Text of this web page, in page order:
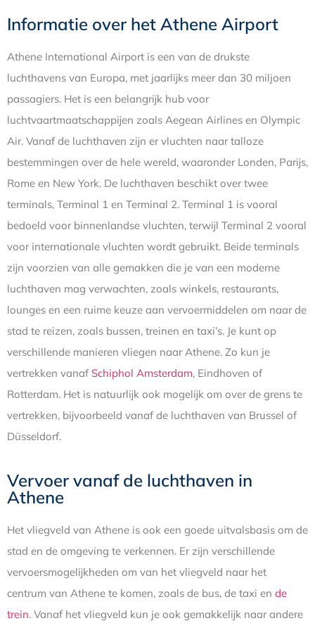
Informatie over het Athene Airport
Athene International Airport is een van de drukste
luchthavens van Europa, met jaarlijks meer dan 30 miljoen
passagiers. Het is een belangrijk hub voor
luchtvaartmaatschappijen zoals Aegean Airlines en Olympic
Air. Vanaf de luchthaven zijn er vluchten naar talloze
bestemmingen over de hele wereld, waaronder Londen, Parijs,
Rome en New York. De luchthaven beschikt over twee
terminals, Terminal 1 en Terminal 2. Terminal 1 is vooral
bedoeld voor binnenlandse vluchten, terwijl Terminal 2 vooral
voor internationale vluchten wordt gebruikt. Beide terminals
zijn voorzien van alle gemakken die je van een moderne
luchthaven mag verwachten, zoals winkels, restaurants,
lounges en een ruime keuze aan vervoermiddelen om naar de
stad te reizen, zoals bussen, treinen en taxi’s. Je kunt op
verschillende manieren vliegen naar Athene. Zo kun je
vertrekken vanaf Schiphol Amsterdam, Eindhoven of
Rotterdam. Het is natuurlijk ook mogelijk om over de grens te
vertrekken, bijvoorbeeld vanaf de luchthaven van Brussel of
Düsseldorf.
Vervoer vanaf de luchthaven in
Athene
Het vliegveld van Athene is ook een goede uitvalsbasis om de
stad en de omgeving te verkennen. Er zijn verschillende
vervoersmogelijkheden om van het vliegveld naar het
centrum van Athene te komen, zoals de bus, de taxi en de
trein. Vanaf het vliegveld kun je ook gemakkelijk naar andere